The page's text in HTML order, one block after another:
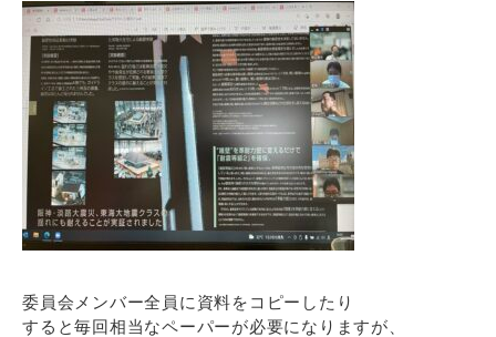
委員会メンバー全員に資料をコピーしたり
すると毎回相当なペーパーが必要になりますが、